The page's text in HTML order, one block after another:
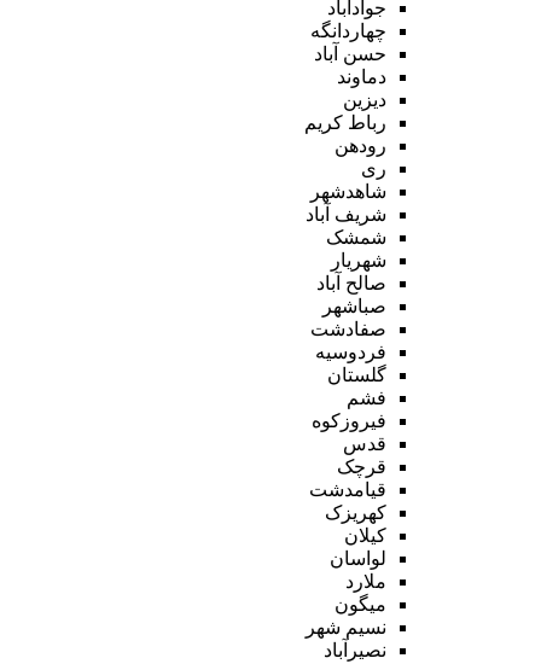
جوادآباد
چهاردانگه
حسن آباد
دماوند
دیزین
رباط کریم
رودهن
ری
شاهدشهر
شریف آباد
شمشک
شهریار
صالح آباد
صباشهر
صفادشت
فردوسیه
گلستان
فشم
فیروزکوه
قدس
قرچک
قیامدشت
کهریزک
کیلان
لواسان
ملارد
میگون
نسیم شهر
نصیرآباد